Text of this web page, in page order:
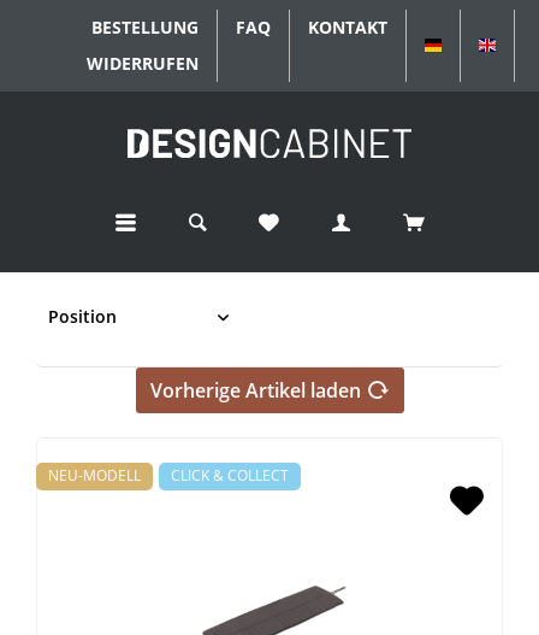
BESTELLUNG
WIDERRUFEN
FAQ
KONTAKT
DEUTSCH
Vorherige Artikel laden
NEU-MODELL CLICK & COLLECT